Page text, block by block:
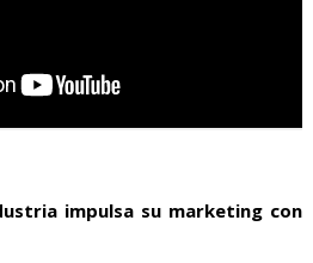
impulsa su marketing con